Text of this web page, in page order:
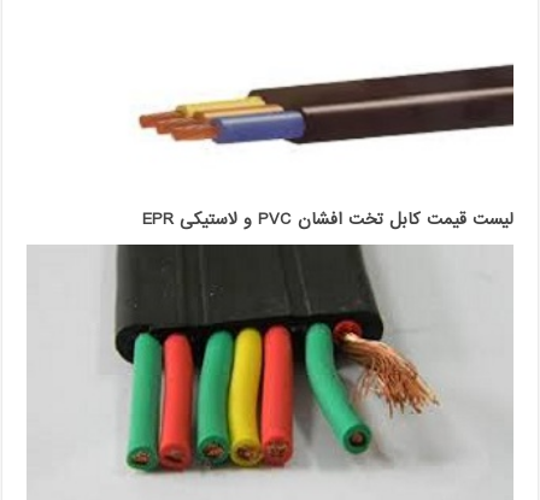
لیست قیمت کابل تخت افشان PVC و لاستیکی EPR